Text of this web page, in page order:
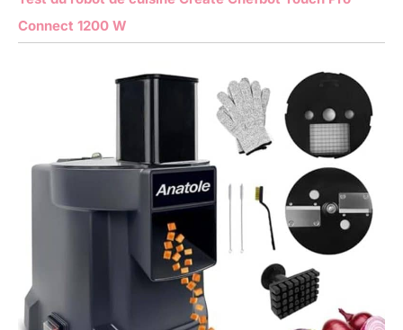
Connect 1200 W